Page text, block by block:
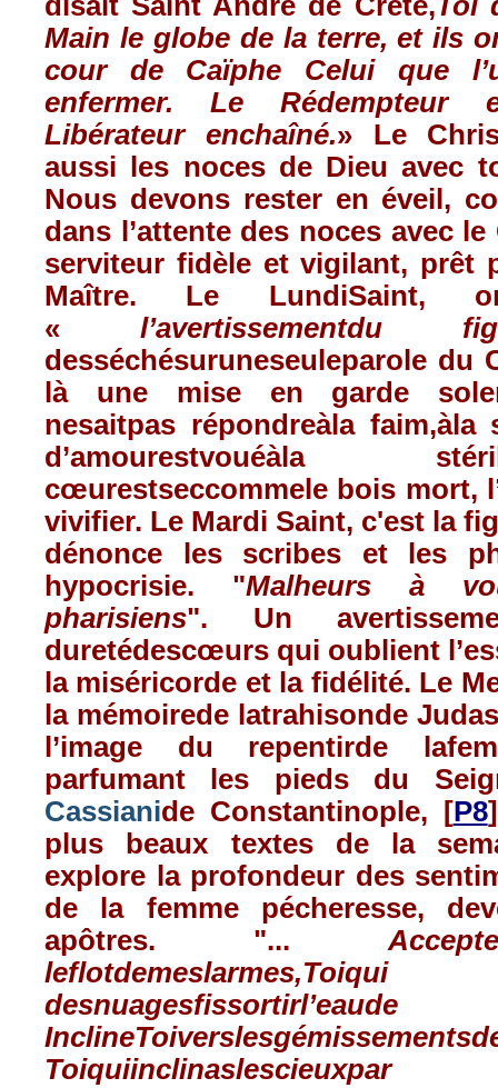
Main le globe de la terre, et ils
courde Caïphe Celui que
enfermer. Le Rédempteur
Libérateur
enchaîné.» Le
aussi les nocesde Dieu avec
Nous devonsrester en éveil,
dans l’attentedes noces avecle
serviteur fidèleet vigilant, prêt
Maître. Le LundiSaint,
« l’avertissementdu
desséchésuruneseuleparole du
là
une miseen garde
nesaitpas répondreàla faim,àla
d’amourestvouéàla
cœurestseccommele bois mort,
vivifier. Le Mardi Saint, c'est la
dénonce les scribes et les
hypocrisie. "Malheurs à
pharisiens". Un
duretédescœurs qui oublient
la miséricorde et la fidélité. Le
la mémoirede latrahisonde
l’image du repentirde
parfumant les piedsdu
Cassianide Constantinople, [P8
plus beaux textesde la
explore la profondeur des
de la femme pécheresse,
apôtres. "... Accepte
leflotdemeslarmes,Toiqui
desnuagesfissortirl’eaude
InclineToiverslesgémissements
Toiquiinclinaslescieuxpar